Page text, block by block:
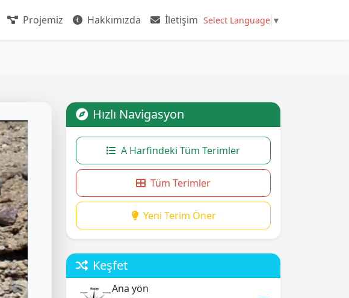
Projemiz Hakkımızda İletişim Select Language ▼
Hızlı Navigasyon
A Harfindeki Tüm Terimler
Tüm Terimler
Yeni Terim Öner
Keşfet
Ana yön